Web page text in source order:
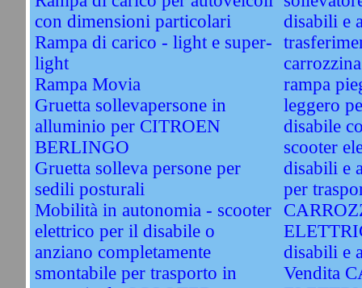
con dimensioni particolari
Rampa di carico - light e super-
light
Rampa Movia
Gruetta sollevapersone in
alluminio per CITROEN
BERLINGO
Gruetta solleva persone per
sedili posturali
Mobilità in autonomia - scooter
elettrico per il disabile o
anziano completamente
smontabile per trasporto in
disabili e
carrozzina
rampa
leggero
disabile
scooter
disabili e
per
disabili e
Vendita